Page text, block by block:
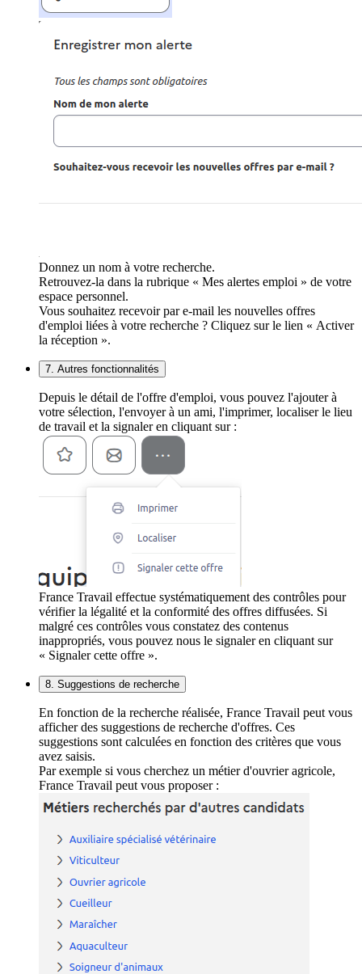
Donnez un nom à votre recherche.
Retrouvez-la dans la rubrique « Mes alertes emploi » de votre
espace personnel.
Vous souhaitez recevoir par e-mail les nouvelles offres
d'emploi liées à votre recherche ? Cliquez sur le lien « Activer
la réception ».
7. Autres fonctionnalités
Depuis le détail de l'offre d'emploi, vous pouvez l'ajouter à
votre sélection, l'envoyer à un ami, l'imprimer, localiser le lieu
de travail et la signaler en cliquant sur :
France Travail effectue systématiquement des contrôles pour
vérifier la légalité et la conformité des offres diffusées. Si
malgré ces contrôles vous constatez des contenus
inappropriés, vous pouvez nous le signaler en cliquant sur
« Signaler cette offre ».
8. Suggestions de recherche
En fonction de la recherche réalisée, France Travail peut vous
afficher des suggestions de recherche d'offres. Ces
suggestions sont calculées en fonction des critères que vous
avez saisis.
Par exemple si vous cherchez un métier d'ouvrier agricole,
France Travail peut vous proposer :